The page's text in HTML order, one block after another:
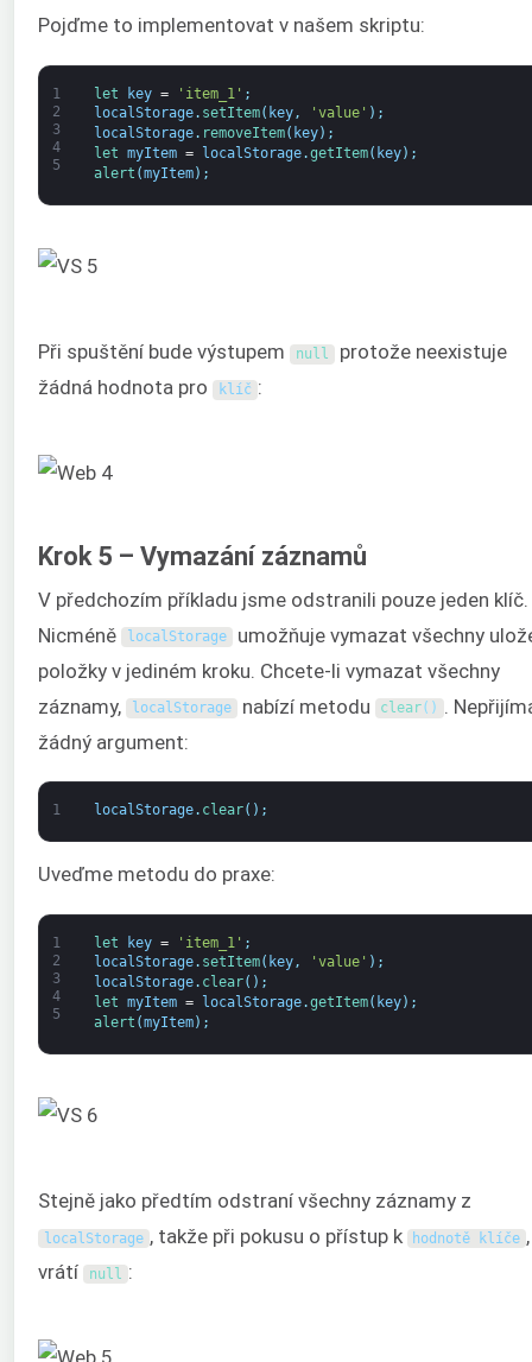
Pojďme to implementovat v našem skriptu:
1
2
3
4
5
let key = 'item_1' ;
localStorage. setItem( key, 'value' ) ;
localStorage. removeItem( key) ;
let myItem = localStorage.getItem( key) ;
alert (myItem) ;
Při spuštění bude výstupem null protože neexistuje
žádná hodnota pro
klíč :
Krok 5 – Vymazání záznamů
V předchozím příkladu jsme odstranili pouze jeden klíč.
Nicméně
localStorage umožňuje vymazat všechny
položky v jediném kroku. Chcete-li vymazat všechny
záznamy,
localStorage nabízí metodu clear( )
.
žádný argument:
1 localStorage. clear( ) ;
Uveďme metodu do praxe:
1
2
3
4
5
let key = 'item_1' ;
localStorage. setItem( key, 'value' ) ;
localStorage. clear( ) ;
let myItem = localStorage.getItem( key) ;
alert (myItem) ;
Stejně jako předtím odstraní všechny záznamy z
localStorage , takže při pokusu o přístup k hodnotě klíče ,
vrátí
null :